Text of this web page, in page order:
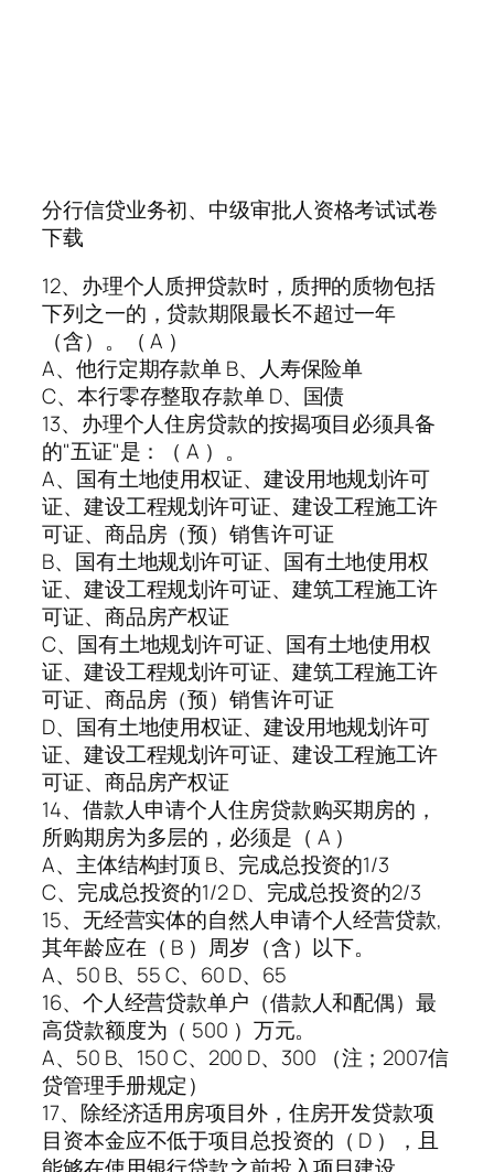
分行信贷业务初、中级审批人资格考试试卷
下载
12、办理个人质押贷款时，质押的质物包括
下列之一的，贷款期限最长不超过一年
（含）。（ A ）
A、他行定期存款单 B、人寿保险单
C、本行零存整取存款单 D、国债
13、办理个人住房贷款的按揭项目必须具备
的"五证"是：（ A ）。
A、国有土地使用权证、建设用地规划许可
证、建设工程规划许可证、建设工程施工许
可证、商品房（预）销售许可证
B、国有土地规划许可证、国有土地使用权
证、建设工程规划许可证、建筑工程施工许
可证、商品房产权证
C、国有土地规划许可证、国有土地使用权
证、建设工程规划许可证、建筑工程施工许
可证、商品房（预）销售许可证
D、国有土地使用权证、建设用地规划许可
证、建设工程规划许可证、建设工程施工许
可证、商品房产权证
14、借款人申请个人住房贷款购买期房的，
所购期房为多层的，必须是（ A ）
A、主体结构封顶 B、完成总投资的1/3
C、完成总投资的1/2 D、完成总投资的2/3
15、无经营实体的自然人申请个人经营贷款,
其年龄应在（ B ）周岁（含）以下。
A、50 B、55 C、60 D、65
16、个人经营贷款单户（借款人和配偶）最
高贷款额度为（ 500 ）万元。
A、50 B、150 C、200 D、300 （注；2007信
贷管理手册规定）
17、除经济适用房项目外，住房开发贷款项
目资本金应不低于项目总投资的（ D ），且